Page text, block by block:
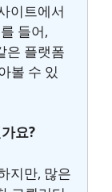
이트에서
들어,
은 플랫폼
볼 수 있
요?
지만, 많은